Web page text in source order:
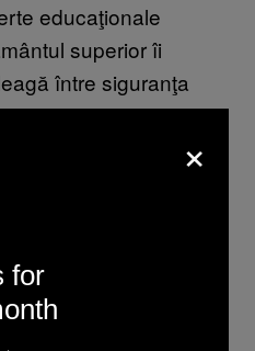
educaţionale
superior îi
între siguranţa
natal şi
puţin de căcat
din Galaţi
După ultimele
de Statistică
mii de pensionari în
aproximativ trei sute
statistică ca să-ţi dai
×
for